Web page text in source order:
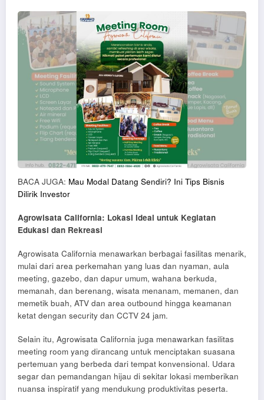
BACA JUGA: Mau Modal Datang Sendiri? Ini Tips Bisnis
Dilirik Investor
Agrowisata California: Lokasi Ideal untuk Kegiatan
Edukasi dan Rekreasi
Agrowisata California menawarkan berbagai fasilitas menarik,
mulai dari area perkemahan yang luas dan nyaman, aula
meeting, gazebo, dan dapur umum, wahana berkuda,
memanah, dan berenang, wisata menanam, memanen, dan
memetik buah, ATV dan area outbound hingga keamanan
ketat dengan security dan CCTV 24 jam.
Selain itu, Agrowisata California juga menawarkan fasilitas
meeting room yang dirancang untuk menciptakan suasana
pertemuan yang berbeda dari tempat konvensional. Udara
segar dan pemandangan hijau di sekitar lokasi memberikan
nuansa inspiratif yang mendukung produktivitas peserta.